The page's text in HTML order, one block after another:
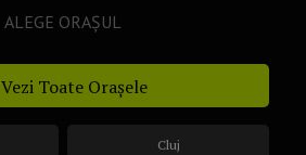
ALEGE ORAȘUL
Vezi Toate Orașele
Cluj